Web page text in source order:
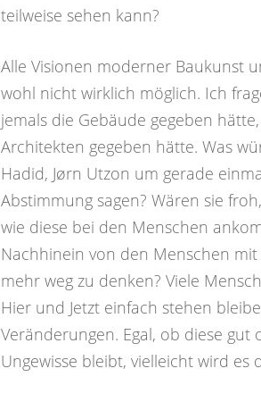
teilweise sehen kann?
Alle Visionen moderner Baukunst
wohl nicht wirklich möglich. Ich
jemals die Gebäude gegeben
Architekten gegeben hätte. Was
Hadid, Jørn Utzon um gerade
Abstimmung sagen? Wären sie
wie diese bei den Menschen
Nachhinein von den Menschen
mehr weg zu denken? Viele
Hier und Jetzt einfach stehen
Veränderungen. Egal, ob diese
Ungewisse bleibt, vielleicht wird